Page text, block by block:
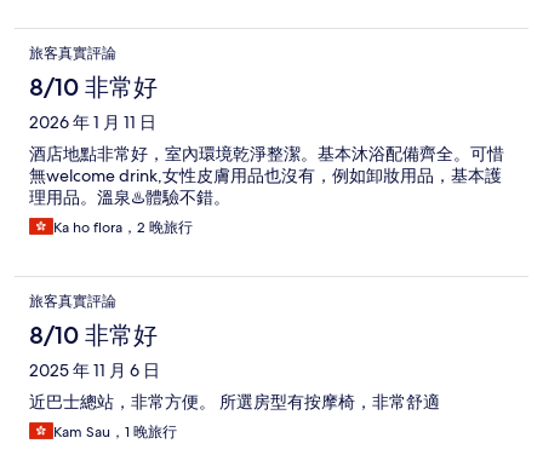
旅客真實評論
8/10 非常好
2026 年 1 月 11 日
酒店地點非常好，室內環境乾淨整潔。基本沐浴配備齊全。可惜
無welcome drink,女性皮膚用品也沒有，例如卸妝用品，基本護
理用品。溫泉♨️體驗不錯。
Ka ho flora，2 晚旅行
旅客真實評論
8/10 非常好
2025 年 11 月 6 日
近巴士總站，非常方便。 所選房型有按摩椅，非常舒適
Kam Sau，1 晚旅行